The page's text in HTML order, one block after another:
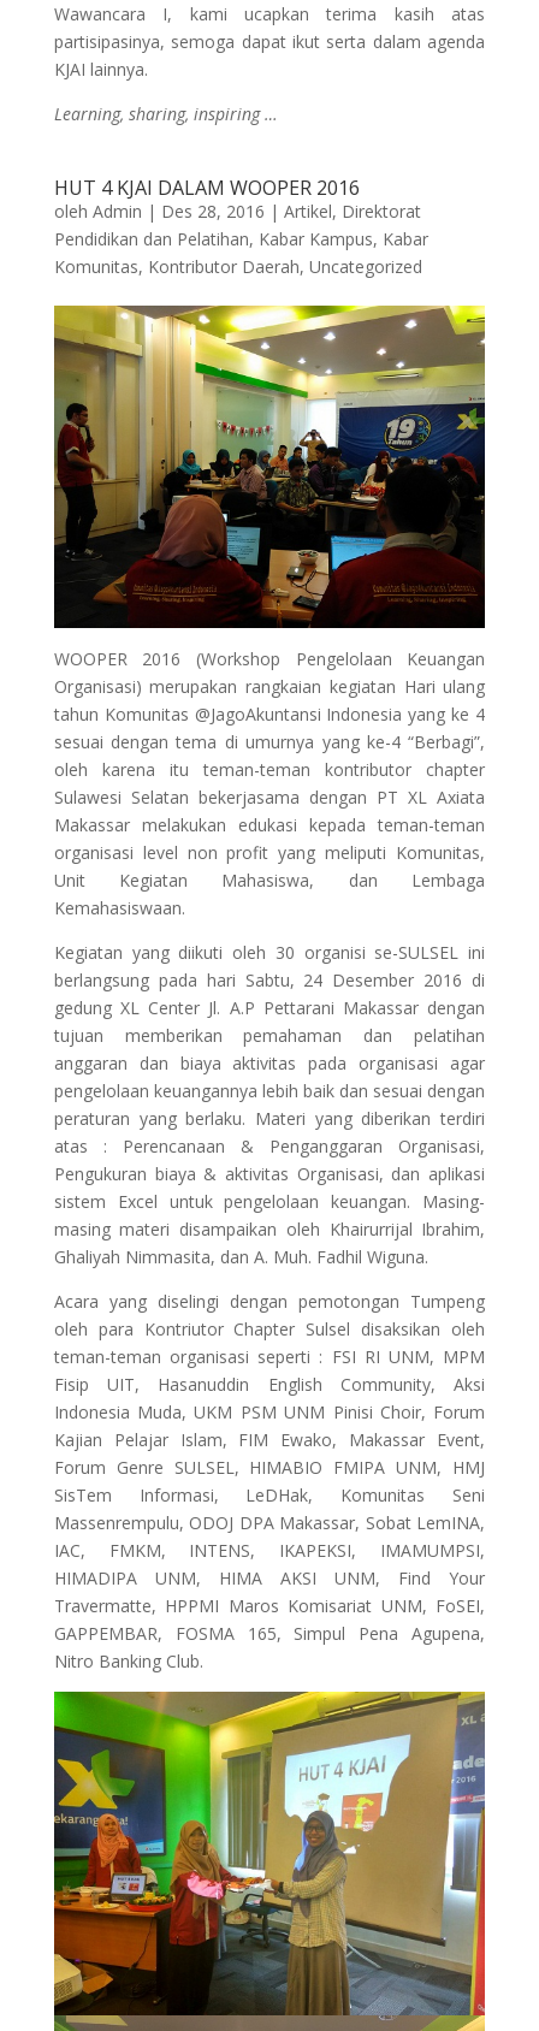
Wawancara I, kami ucapkan terima kasih atas
partisipasinya, semoga dapat ikut serta dalam agenda
KJAI lainnya.
Learning, sharing, inspiring …
HUT 4 KJAI DALAM WOOPER 2016
oleh Admin | Des 28, 2016 | Artikel, Direktorat
Pendidikan dan Pelatihan, Kabar Kampus, Kabar
Komunitas, Kontributor Daerah, Uncategorized
WOOPER 2016 (Workshop Pengelolaan Keuangan
Organisasi) merupakan rangkaian kegiatan Hari ulang
tahun Komunitas @JagoAkuntansi Indonesia yang ke 4
sesuai dengan tema di umurnya yang ke-4 “Berbagi”,
oleh karena itu teman-teman kontributor chapter
Sulawesi Selatan bekerjasama dengan PT XL Axiata
Makassar melakukan edukasi kepada teman-teman
organisasi level non profit yang meliputi Komunitas,
Unit Kegiatan Mahasiswa, dan Lembaga
Kemahasiswaan.
Kegiatan yang diikuti oleh 30 organisi se-SULSEL ini
berlangsung pada hari Sabtu, 24 Desember 2016 di
gedung XL Center Jl. A.P Pettarani Makassar dengan
tujuan memberikan pemahaman dan pelatihan
anggaran dan biaya aktivitas pada organisasi agar
pengelolaan keuangannya lebih baik dan sesuai dengan
peraturan yang berlaku. Materi yang diberikan terdiri
atas : Perencanaan & Penganggaran Organisasi,
Pengukuran biaya & aktivitas Organisasi, dan aplikasi
sistem Excel untuk pengelolaan keuangan. Masing-
masing materi disampaikan oleh Khairurrijal Ibrahim,
Ghaliyah Nimmasita, dan A. Muh. Fadhil Wiguna.
Acara yang diselingi dengan pemotongan Tumpeng
oleh para Kontriutor Chapter Sulsel disaksikan oleh
teman-teman organisasi seperti : FSI RI UNM, MPM
Fisip UIT, Hasanuddin English Community, Aksi
Indonesia Muda, UKM PSM UNM Pinisi Choir, Forum
Kajian Pelajar Islam, FIM Ewako, Makassar Event,
Forum Genre SULSEL, HIMABIO FMIPA UNM, HMJ
SisTem Informasi, LeDHak, Komunitas Seni
Massenrempulu, ODOJ DPA Makassar, Sobat LemINA,
IAC, FMKM, INTENS, IKAPEKSI, IMAMUMPSI,
HIMADIPA UNM, HIMA AKSI UNM, Find Your
Travermatte, HPPMI Maros Komisariat UNM, FoSEI,
GAPPEMBAR, FOSMA 165, Simpul Pena Agupena,
Nitro Banking Club.